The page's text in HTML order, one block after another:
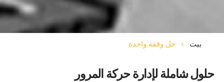
بيت > حل وقفة واحدة
حلول شاملة لإدارة حركة المرور